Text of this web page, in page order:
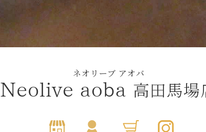
ネオリーブ アオバ
Neolive aoba 高田馬場